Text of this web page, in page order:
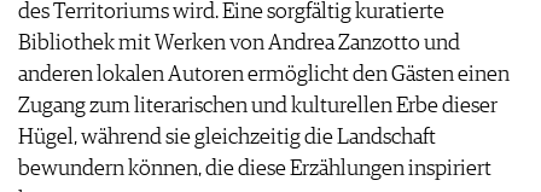
des Territoriums wird. Eine sorgfältig kuratierte
Bibliothek mit Werken von Andrea Zanzotto und
anderen lokalen Autoren ermöglicht den Gästen einen
Zugang zum literarischen und kulturellen Erbe dieser
Hügel, während sie gleichzeitig die Landschaft
bewundern können, die diese Erzählungen inspiriert